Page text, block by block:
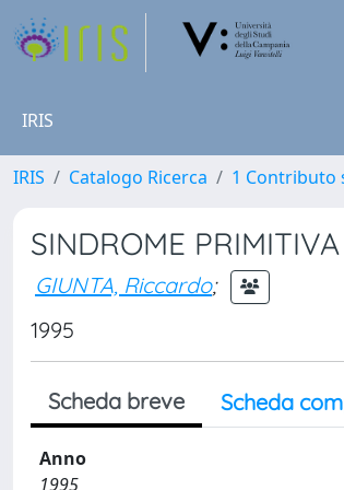
IRIS
IRIS Catalogo Ricerca 1 Contributo
SINDROME
GIUNTA, Riccardo;
1995
Scheda breve Scheda
Anno
1995